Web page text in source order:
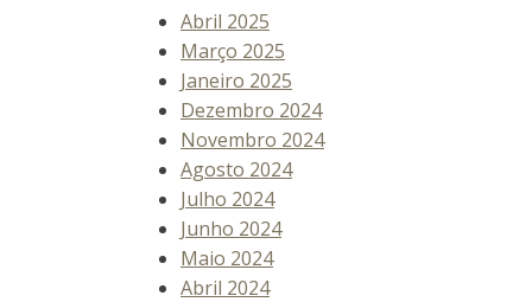
Abril 2025
Março 2025
Janeiro 2025
Dezembro 2024
Novembro 2024
Agosto 2024
Julho 2024
Junho 2024
Maio 2024
Abril 2024